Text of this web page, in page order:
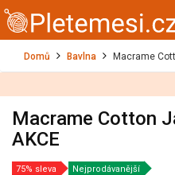
Domů Bavlna Macrame
Macrame Cotton
AKCE
75% sleva Nejprodávanější